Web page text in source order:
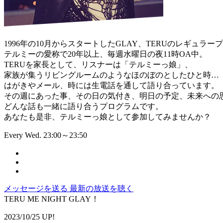
1996年の10月からスタートしたGLAY、TERUのレギュラープ
テルミーの愛称で20年以上、毎週水曜日の夜11時OA中。
TERUを家長として、リスナーは「テルミーっ娘」、
家族が集うリビングルームのようなほのぼのとしたひと時…
はがきやメール、時には生電話を通して語り合っています。
その週にあった事、その日の気付き、明日の予定、未来への
どんな話も一緒に語り合うプログラムです。
あなたも是非、テルミーっ娘として参加してみませんか？
Every Wed. 23:00～23:50
メッセージを送る 最新の放送を聴く
TERU ME NIGHT GLAY！
2023/10/25 UP!